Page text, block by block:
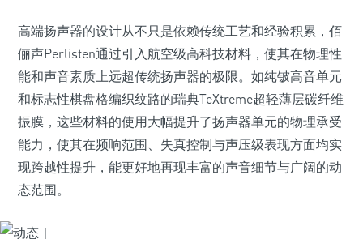
高端扬声器的设计从不只是依赖传统工艺和经验积累，佰
俪声Perlisten通过引入航空级高科技材料，使其在物理性
能和声音素质上远超传统扬声器的极限。如纯铍高音单元
和标志性棋盘格编织纹路的瑞典TeXtreme超轻薄层碳纤维
振膜，这些材料的使用大幅提升了扬声器单元的物理承受
能力，使其在频响范围、失真控制与声压级表现方面均实
现跨越性提升，能更好地再现丰富的声音细节与广阔的动
态范围。